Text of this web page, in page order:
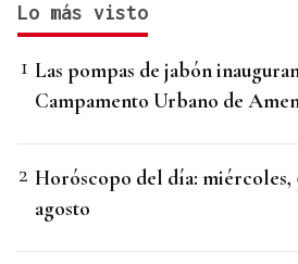
Lo más visto
Las pompas de jabón
Campamento Urbano de
Horóscopo del día: miércoles,
agosto